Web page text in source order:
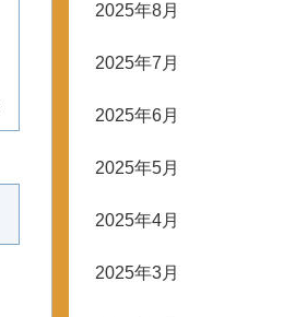
2025年8月
2025年7月
2025年6月
2025年5月
2025年4月
2025年3月